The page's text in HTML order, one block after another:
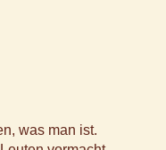
was man ist.